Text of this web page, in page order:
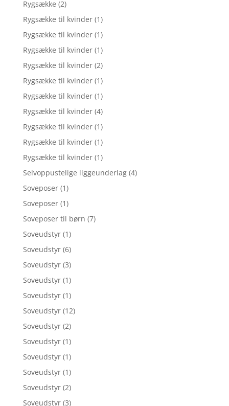
Rygsække (2)
Rygsække til kvinder (1)
Rygsække til kvinder (1)
Rygsække til kvinder (1)
Rygsække til kvinder (2)
Rygsække til kvinder (1)
Rygsække til kvinder (1)
Rygsække til kvinder (4)
Rygsække til kvinder (1)
Rygsække til kvinder (1)
Rygsække til kvinder (1)
Selvoppustelige liggeunderlag (4)
Soveposer (1)
Soveposer (1)
Soveposer til børn (7)
Soveudstyr (1)
Soveudstyr (6)
Soveudstyr (3)
Soveudstyr (1)
Soveudstyr (1)
Soveudstyr (12)
Soveudstyr (2)
Soveudstyr (1)
Soveudstyr (1)
Soveudstyr (1)
Soveudstyr (2)
Soveudstyr (3)